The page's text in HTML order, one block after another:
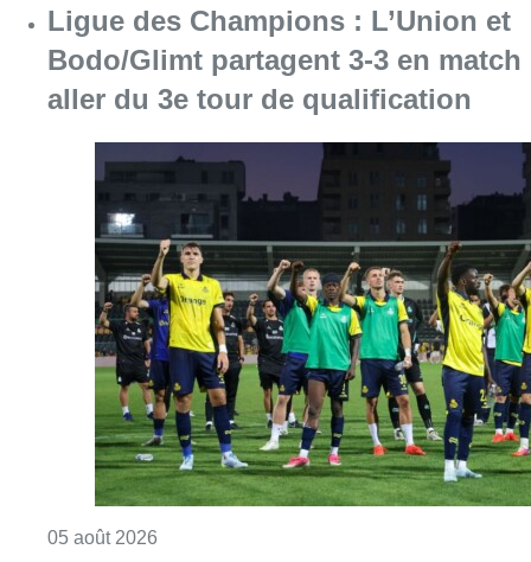
Ligue des Champions : L’Union et
Bodo/Glimt partagent 3-3 en match
aller du 3e tour de qualification
05 août 2026